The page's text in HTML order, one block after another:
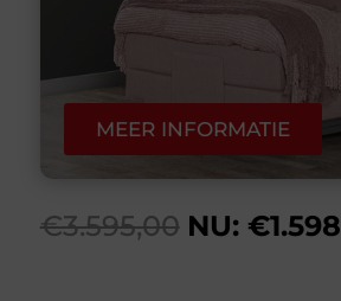
MEER INFORMATIE
€3.595,00 NU: €1.598